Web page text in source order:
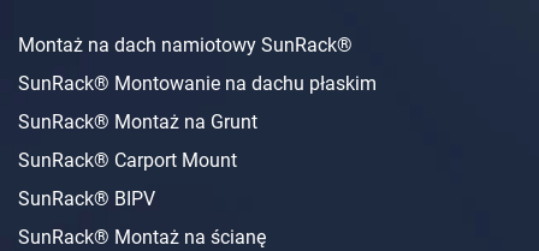
Montaż na dach namiotowy SunRack®
SunRack® Montowanie na dachu płaskim
SunRack® Montaż na Grunt
SunRack® Carport Mount
SunRack® BIPV
SunRack® Montaż na ścianę